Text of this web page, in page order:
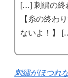
[…] 刺繍の終
【糸の終わ
ないよ！】
刺繍がほつれ